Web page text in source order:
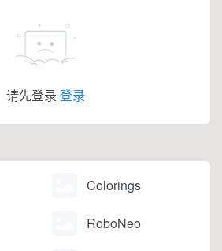
请先登录 登录
Colorings
RoboNeo